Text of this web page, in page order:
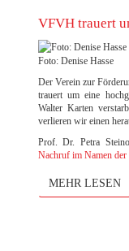
VFVH trauert
Foto: Denise Hasse
Der Verein zur
trauert um eine
Walter Karten
verlieren wir einen
Prof. Dr. Petra
Nachruf im Namen
MEHR LESEN